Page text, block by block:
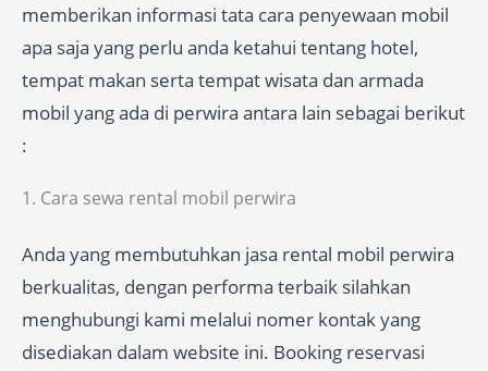
memberikan informasi tata cara penyewaan mobil
apa saja yang perlu anda ketahui tentang hotel,
tempat makan serta tempat wisata dan armada
mobil yang ada di perwira antara lain sebagai berikut
:
1. Cara sewa rental mobil perwira
Anda yang membutuhkan jasa rental mobil perwira
berkualitas, dengan performa terbaik silahkan
menghubungi kami melalui nomer kontak yang
disediakan dalam website ini. Booking reservasi